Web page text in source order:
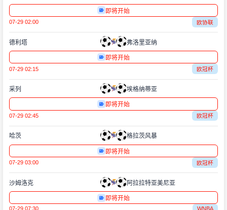
即将开始
07-29 02:00 欧协联
德利塔 弗洛里亚纳
即将开始
07-29 02:15 欧冠杯
采列 埃格纳蒂亚
即将开始
07-29 02:45 欧冠杯
哈茨 格拉茨风暴
即将开始
07-29 03:00 欧冠杯
沙姆洛克 阿拉拉特亚美尼亚
即将开始
07-29 07:30 WNBA